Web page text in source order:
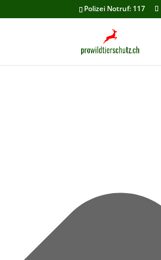
Cookie-Zustimmung verwalten
Polizei Notruf: 117